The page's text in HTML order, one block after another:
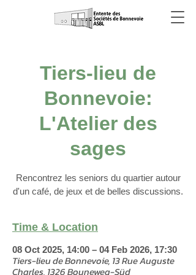
Tiers-lieu de
Bonnevoie:
L'Atelier des
sages
Rencontrez les seniors du quartier autour
d'un café, de jeux et de belles discussions.
Time & Location
08 Oct 2025, 14:00 – 04 Feb 2026, 17:30
Tiers-lieu de Bonnevoie, 13 Rue Auguste
Charles, 1326 Bouneweg-Süd